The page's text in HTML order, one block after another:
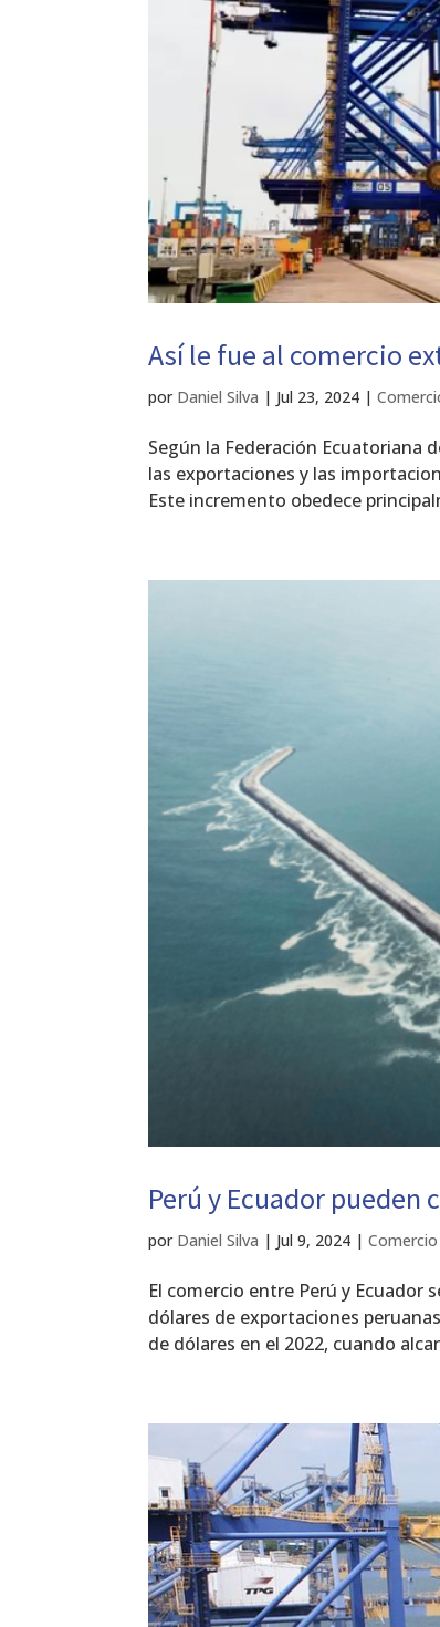
Así le fue al comercio
por Daniel Silva | Jul 23, 2024 |
Según la Federación Ecuatoriana
las exportaciones y las
Este incremento obedece
Perú y Ecuador
por Daniel Silva | Jul 9, 2024 |
El comercio entre Perú y Ecuador
dólares de exportaciones
de dólares en el 2022, cuando